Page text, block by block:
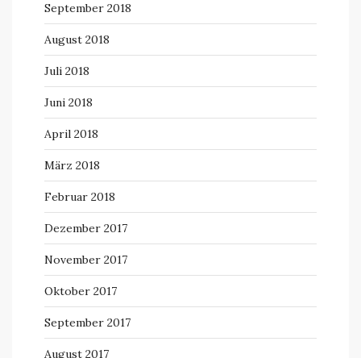
September 2018
August 2018
Juli 2018
Juni 2018
April 2018
März 2018
Februar 2018
Dezember 2017
November 2017
Oktober 2017
September 2017
August 2017